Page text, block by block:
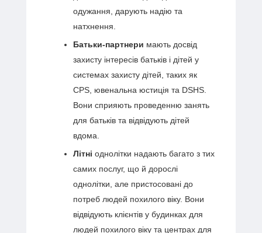
одужання, дарують надію та
натхнення.
Батьки-партнери мають досвід
захисту інтересів батьків і дітей у
системах захисту дітей, таких як
CPS, ювенальна юстиція та DSHS.
Вони сприяють проведенню занять
для батьків та відвідують дітей
вдома.
Літні однолітки надають багато з тих
самих послуг, що й дорослі
однолітки, але пристосовані до
потреб людей похилого віку. Вони
відвідують клієнтів у будинках для
людей похилого віку та центрах для